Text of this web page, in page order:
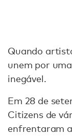
Quando
unem por
inegável.
Em 28 de
Citizens de
enfrentaram